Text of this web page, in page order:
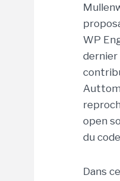
WP
dernier
open
du
Dans